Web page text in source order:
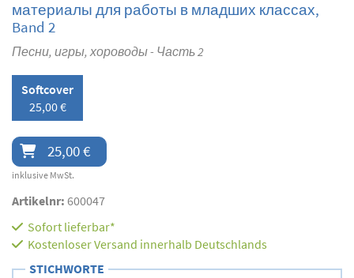
материалы для работы в младших классах,
Band 2
Песни, игры, хороводы - Часть 2
Softcover
25,00 €
25,00 €
inklusive MwSt.
Artikelnr: 600047
Sofort lieferbar*
Kostenloser Versand innerhalb Deutschlands
STICHWORTE